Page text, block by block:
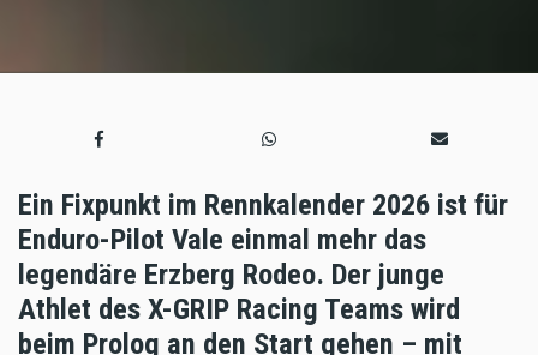
Ein Fixpunkt im Rennkalender 2026 ist für
Enduro-Pilot Vale einmal mehr das
legendäre Erzberg Rodeo. Der junge
Athlet des X-GRIP Racing Teams wird
beim Prolog an den Start gehen – mit